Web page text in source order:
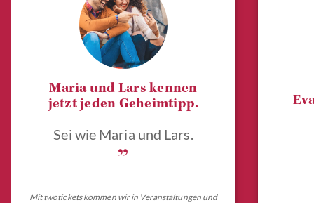
Maria und Lars kennen
jetzt jeden Geheimtipp.
Sei wie Maria und Lars.
„
Mit twotickets kommen wir in Veranstaltungen und